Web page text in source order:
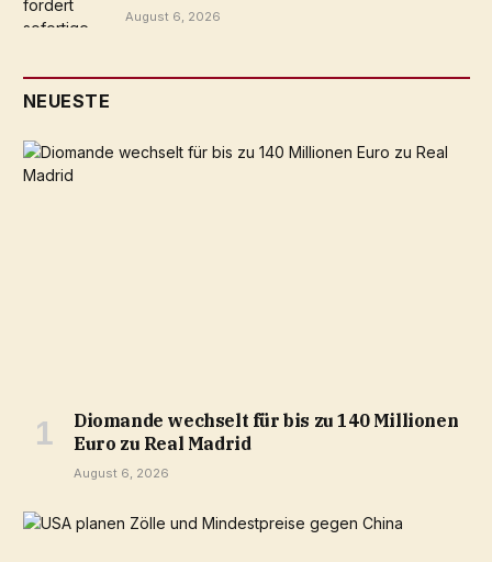
August 6, 2026
NEUESTE
Diomande wechselt für bis zu 140 Millionen
Euro zu Real Madrid
August 6, 2026